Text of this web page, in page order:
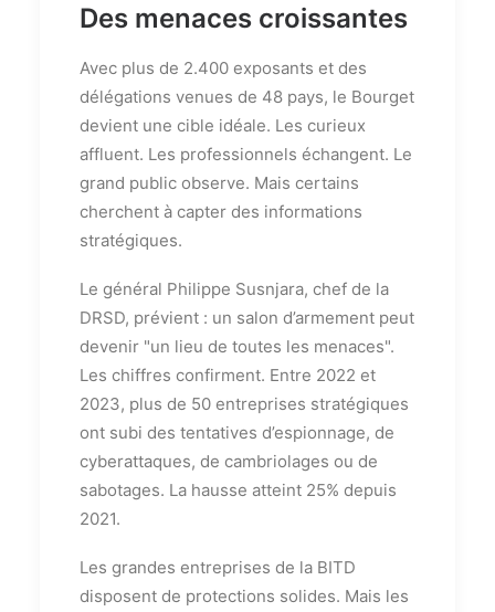
Des menaces croissantes
Avec plus de 2.400 exposants et des
délégations venues de 48 pays, le Bourget
devient une cible idéale. Les curieux
affluent. Les professionnels échangent. Le
grand public observe. Mais certains
cherchent à capter des informations
stratégiques.
Le général Philippe Susnjara, chef de la
DRSD, prévient : un salon d’armement peut
devenir "un lieu de toutes les menaces".
Les chiffres confirment. Entre 2022 et
2023, plus de 50 entreprises stratégiques
ont subi des tentatives d’espionnage, de
cyberattaques, de cambriolages ou de
sabotages. La hausse atteint 25% depuis
2021.
Les grandes entreprises de la BITD
disposent de protections solides. Mais les